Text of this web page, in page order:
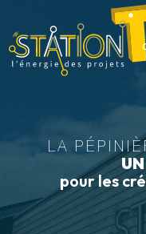
LA
pour les